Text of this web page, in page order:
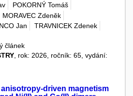
POKORNÝ Tomáš
MORAVEC Zdeněk
Jan
TRAVNICEK Zdenek
článek
, rok: 2026, ročník: 65, vydání:
driven magnetism